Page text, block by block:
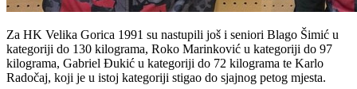
Za HK Velika Gorica 1991 su nastupili još i seniori Blago Šimić u
kategoriji do 130 kilograma, Roko Marinković u kategoriji do 97
kilograma, Gabriel Đukić u kategoriji do 72 kilograma te Karlo
Radočaj, koji je u istoj kategoriji stigao do sjajnog petog mjesta.